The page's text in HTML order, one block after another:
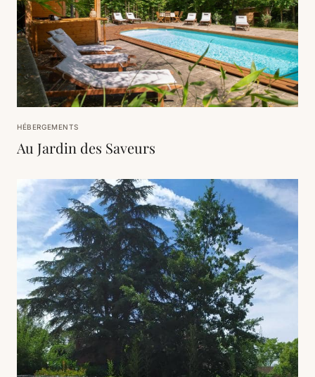
HÉBERGEMENTS
Au Jardin des Saveurs